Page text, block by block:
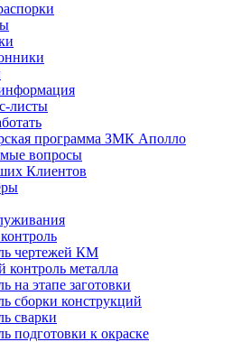
листы
программа ЗМК Аполло
вопросы
Клиентов
чертежей КМ
контроль металла
на этапе заготовки
сборки конструкций
сварки
подготовки к окраске